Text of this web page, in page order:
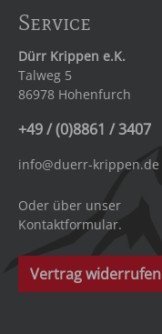
Service
Dürr Krippen e.K.
Talweg 5
86978 Hohenfurch
+49 / (0)8861 / 3407
info@duerr-krippen.de
Oder über unser
Kontaktformular.
Vertrag widerrufen